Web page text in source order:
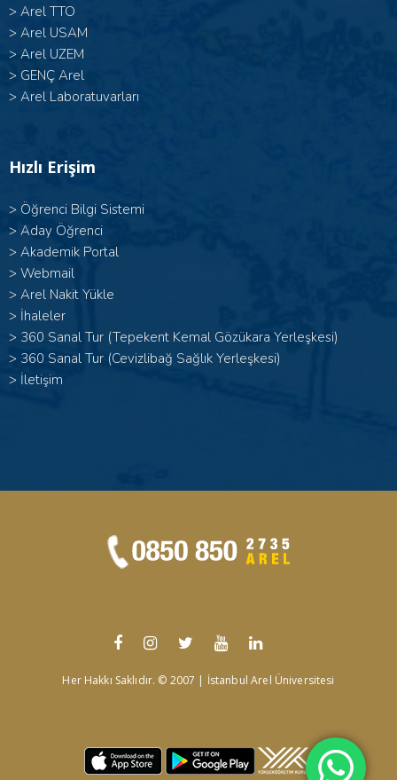
> Arel TTO
> Arel USAM
> Arel UZEM
> GENÇ Arel
> Arel Laboratuvarları
Hızlı Erişim
> Öğrenci Bilgi Sistemi
> Aday Öğrenci
> Akademik Portal
> Webmail
> Arel Nakit Yükle
> İhaleler
> 360 Sanal Tur (Tepekent Kemal Gözükara Yerleşkesi)
> 360 Sanal Tur (Cevizlibağ Sağlık Yerleşkesi)
> İletişim
Her Hakkı Saklıdır. © 2007 | İstanbul Arel Üniversitesi